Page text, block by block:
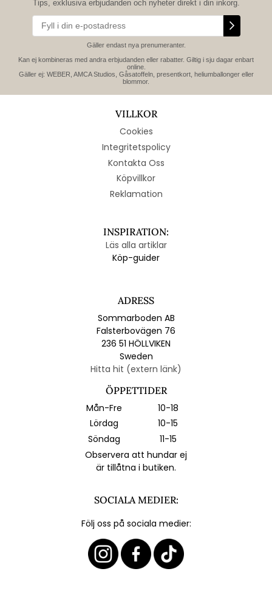
Tips, exklusiva erbjudanden och nyheter direkt i din inkorg.
Gäller endast nya prenumeranter.
Kan ej kombineras med andra erbjudanden eller rabatter. Giltig i sju dagar enbart
online.
Gäller ej: WEBER, AMCA Studios, Gåsatoffeln, presentkort, heliumballonger eller
blommor.
VILLKOR
Cookies
Integritetspolicy
Kontakta Oss
Köpvillkor
Reklamation
INSPIRATION:
Läs alla artiklar
Köp-guider
ADRESS
Sommarboden AB
Falsterbovägen 76
236 51 HÖLLVIKEN
Sweden
Hitta hit (extern länk)
ÖPPETTIDER
Mån-Fre
10-18
Lördag
10-15
Söndag
11-15
Observera att hundar ej
är tillåtna i butiken.
SOCIALA MEDIER:
Följ oss på sociala medier: